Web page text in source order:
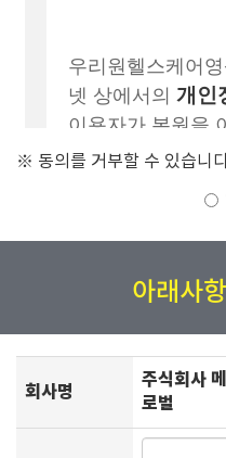
※ 동의를 거부할 수 있습니
아래사
회사명
주식회사
로벌